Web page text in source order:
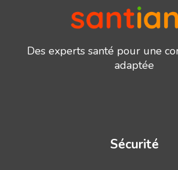
Des experts santé pour une
adaptée
Sécurité